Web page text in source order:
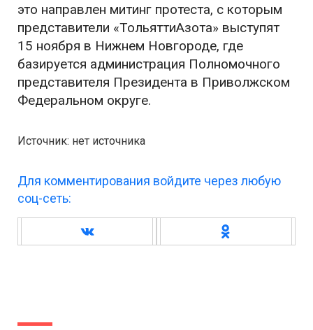
это направлен митинг протеста, с которым
представители «ТольяттиАзота» выступят
15 ноября в Нижнем Новгороде, где
базируется администрация Полномочного
представителя Президента в Приволжском
Федеральном округе.
Источник: нет источника
Для комментирования войдите через любую
соц-сеть: